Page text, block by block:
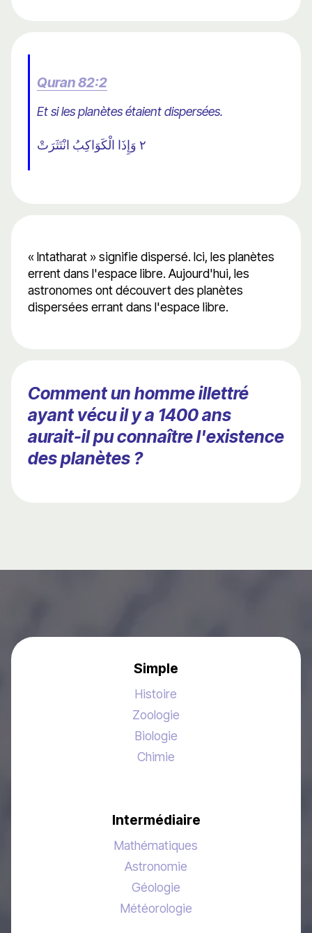
Quran 82:2
Et si les planètes étaient dispersées.
٢ وَإِذَا الْكَوَاكِبُ انْتَثَرَتْ
« Intatharat » signifie dispersé. Ici, les planètes
errent dans l'espace libre. Aujourd'hui, les
astronomes ont découvert des planètes
dispersées errant dans l'espace libre.
Comment un homme illettré
ayant vécu il y a 1400 ans
aurait-il pu connaître l'existence
des planètes ?
Simple
Histoire
Zoologie
Biologie
Chimie
Intermédiaire
Mathématiques
Astronomie
Géologie
Météorologie